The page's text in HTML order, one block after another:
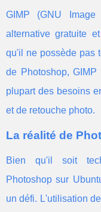
GIMP (GNU
alternative gratuite
qu'il ne possède pas
de Photoshop,
plupart des besoins
et de retouche photo.
La réalité de
Bien qu'il soit
Photoshop sur
un défi. L'utilisation